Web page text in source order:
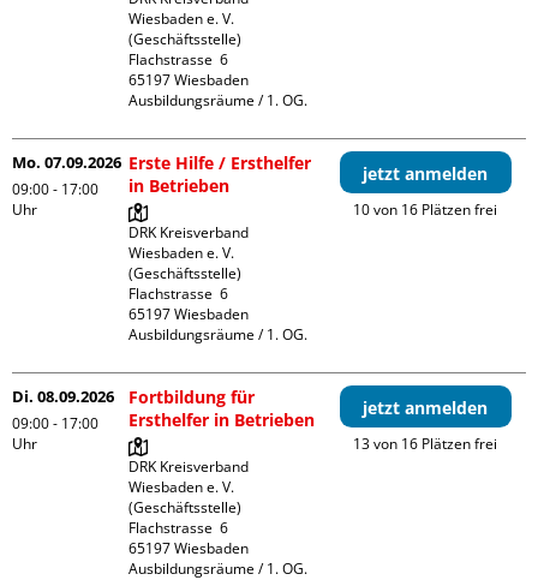
Wiesbaden e. V.
(Geschäftsstelle)
Flachstrasse  6
65197 Wiesbaden
Ausbildungsräume / 1. OG.
Mo. 07.09.2026
09:00 - 17:00
Uhr
Erste Hilfe / Ersthelfer
in Betrieben
DRK Kreisverband
Wiesbaden e. V.
(Geschäftsstelle)
Flachstrasse  6
65197 Wiesbaden
Ausbildungsräume / 1. OG.
jetzt anmelden
10 von 16 Plätzen frei
Di. 08.09.2026
09:00 - 17:00
Uhr
Fortbildung für
Ersthelfer in Betrieben
DRK Kreisverband
Wiesbaden e. V.
(Geschäftsstelle)
Flachstrasse  6
65197 Wiesbaden
Ausbildungsräume / 1. OG.
jetzt anmelden
13 von 16 Plätzen frei